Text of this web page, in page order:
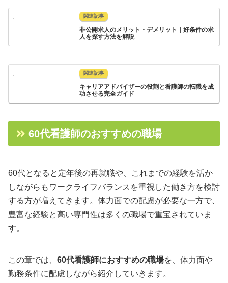
非公開求人のメリット・デメリット｜好条件の求
人を探す方法を解説
キャリアアドバイザーの役割と看護師の転職を成
功させる完全ガイド
60代看護師のおすすめの職場
60代となると定年後の再就職や、これまでの経験を活か
しながらもワークライフバランスを重視した働き方を検討
する方が増えてきます。体力面での配慮が必要な一方で、
豊富な経験と高い専門性は多くの職場で重宝されていま
す。
この章では、 60代看護師におすすめの職場を、体力面や
勤務条件に配慮しながら紹介していきます。